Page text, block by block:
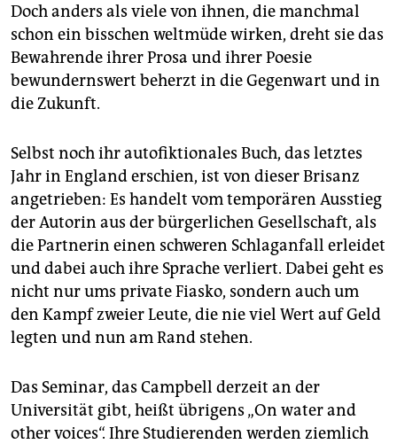
Doch anders als viele von ihnen, die manchmal
schon ein bisschen weltmüde wirken, dreht sie das
Bewahrende ihrer Prosa und ihrer Poesie
bewundernswert beherzt in die Gegenwart und in
die Zukunft.
Selbst noch ihr autofiktionales Buch, das letztes
Jahr in England erschien, ist von dieser Brisanz
angetrieben: Es handelt vom temporären Ausstieg
der Autorin aus der bürgerlichen Gesellschaft, als
die Partnerin einen schweren Schlaganfall erleidet
und dabei auch ihre Sprache verliert. Dabei geht es
nicht nur ums private Fiasko, sondern auch um
den Kampf zweier Leute, die nie viel Wert auf Geld
legten und nun am Rand stehen.
Das Seminar, das Campbell derzeit an der
Universität gibt, heißt übrigens „On water and
other voices“. Ihre Studierenden werden ziemlich